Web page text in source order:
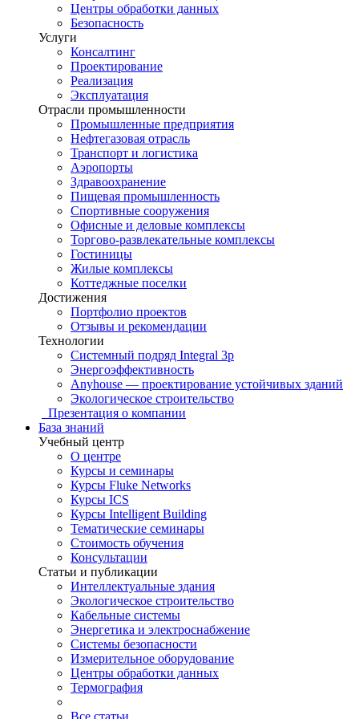
Центры обработки данных
Безопасность
Услуги
Консалтинг
Проектирование
Реализация
Эксплуатация
Отрасли промышленности
Промышленные предприятия
Нефтегазовая отрасль
Транспорт и логистика
Аэропорты
Здравоохранение
Пищевая промышленность
Спортивные сооружения
Офисные и деловые комплексы
Торгово-развлекательные комплексы
Гостиницы
Жилые комплексы
Коттеджные поселки
Достижения
Портфолио проектов
Отзывы и рекомендации
Технологии
Системный подряд Integral 3p
Энергоэффективность
Anyhouse — проектирование устойчивых зданий
Экологическое строительство
Презентация о компании
База знаний
Учебный центр
О центре
Курсы и семинары
Курсы Fluke Networks
Курсы ICS
Курсы Intelligent Building
Тематические семинары
Стоимость обучения
Консультации
Статьи и публикации
Интеллектуальные здания
Экологическое строительство
Кабельные системы
Энергетика и электроснабжение
Системы безопасности
Измерительное оборудование
Центры обработки данных
Термография
Все статьи